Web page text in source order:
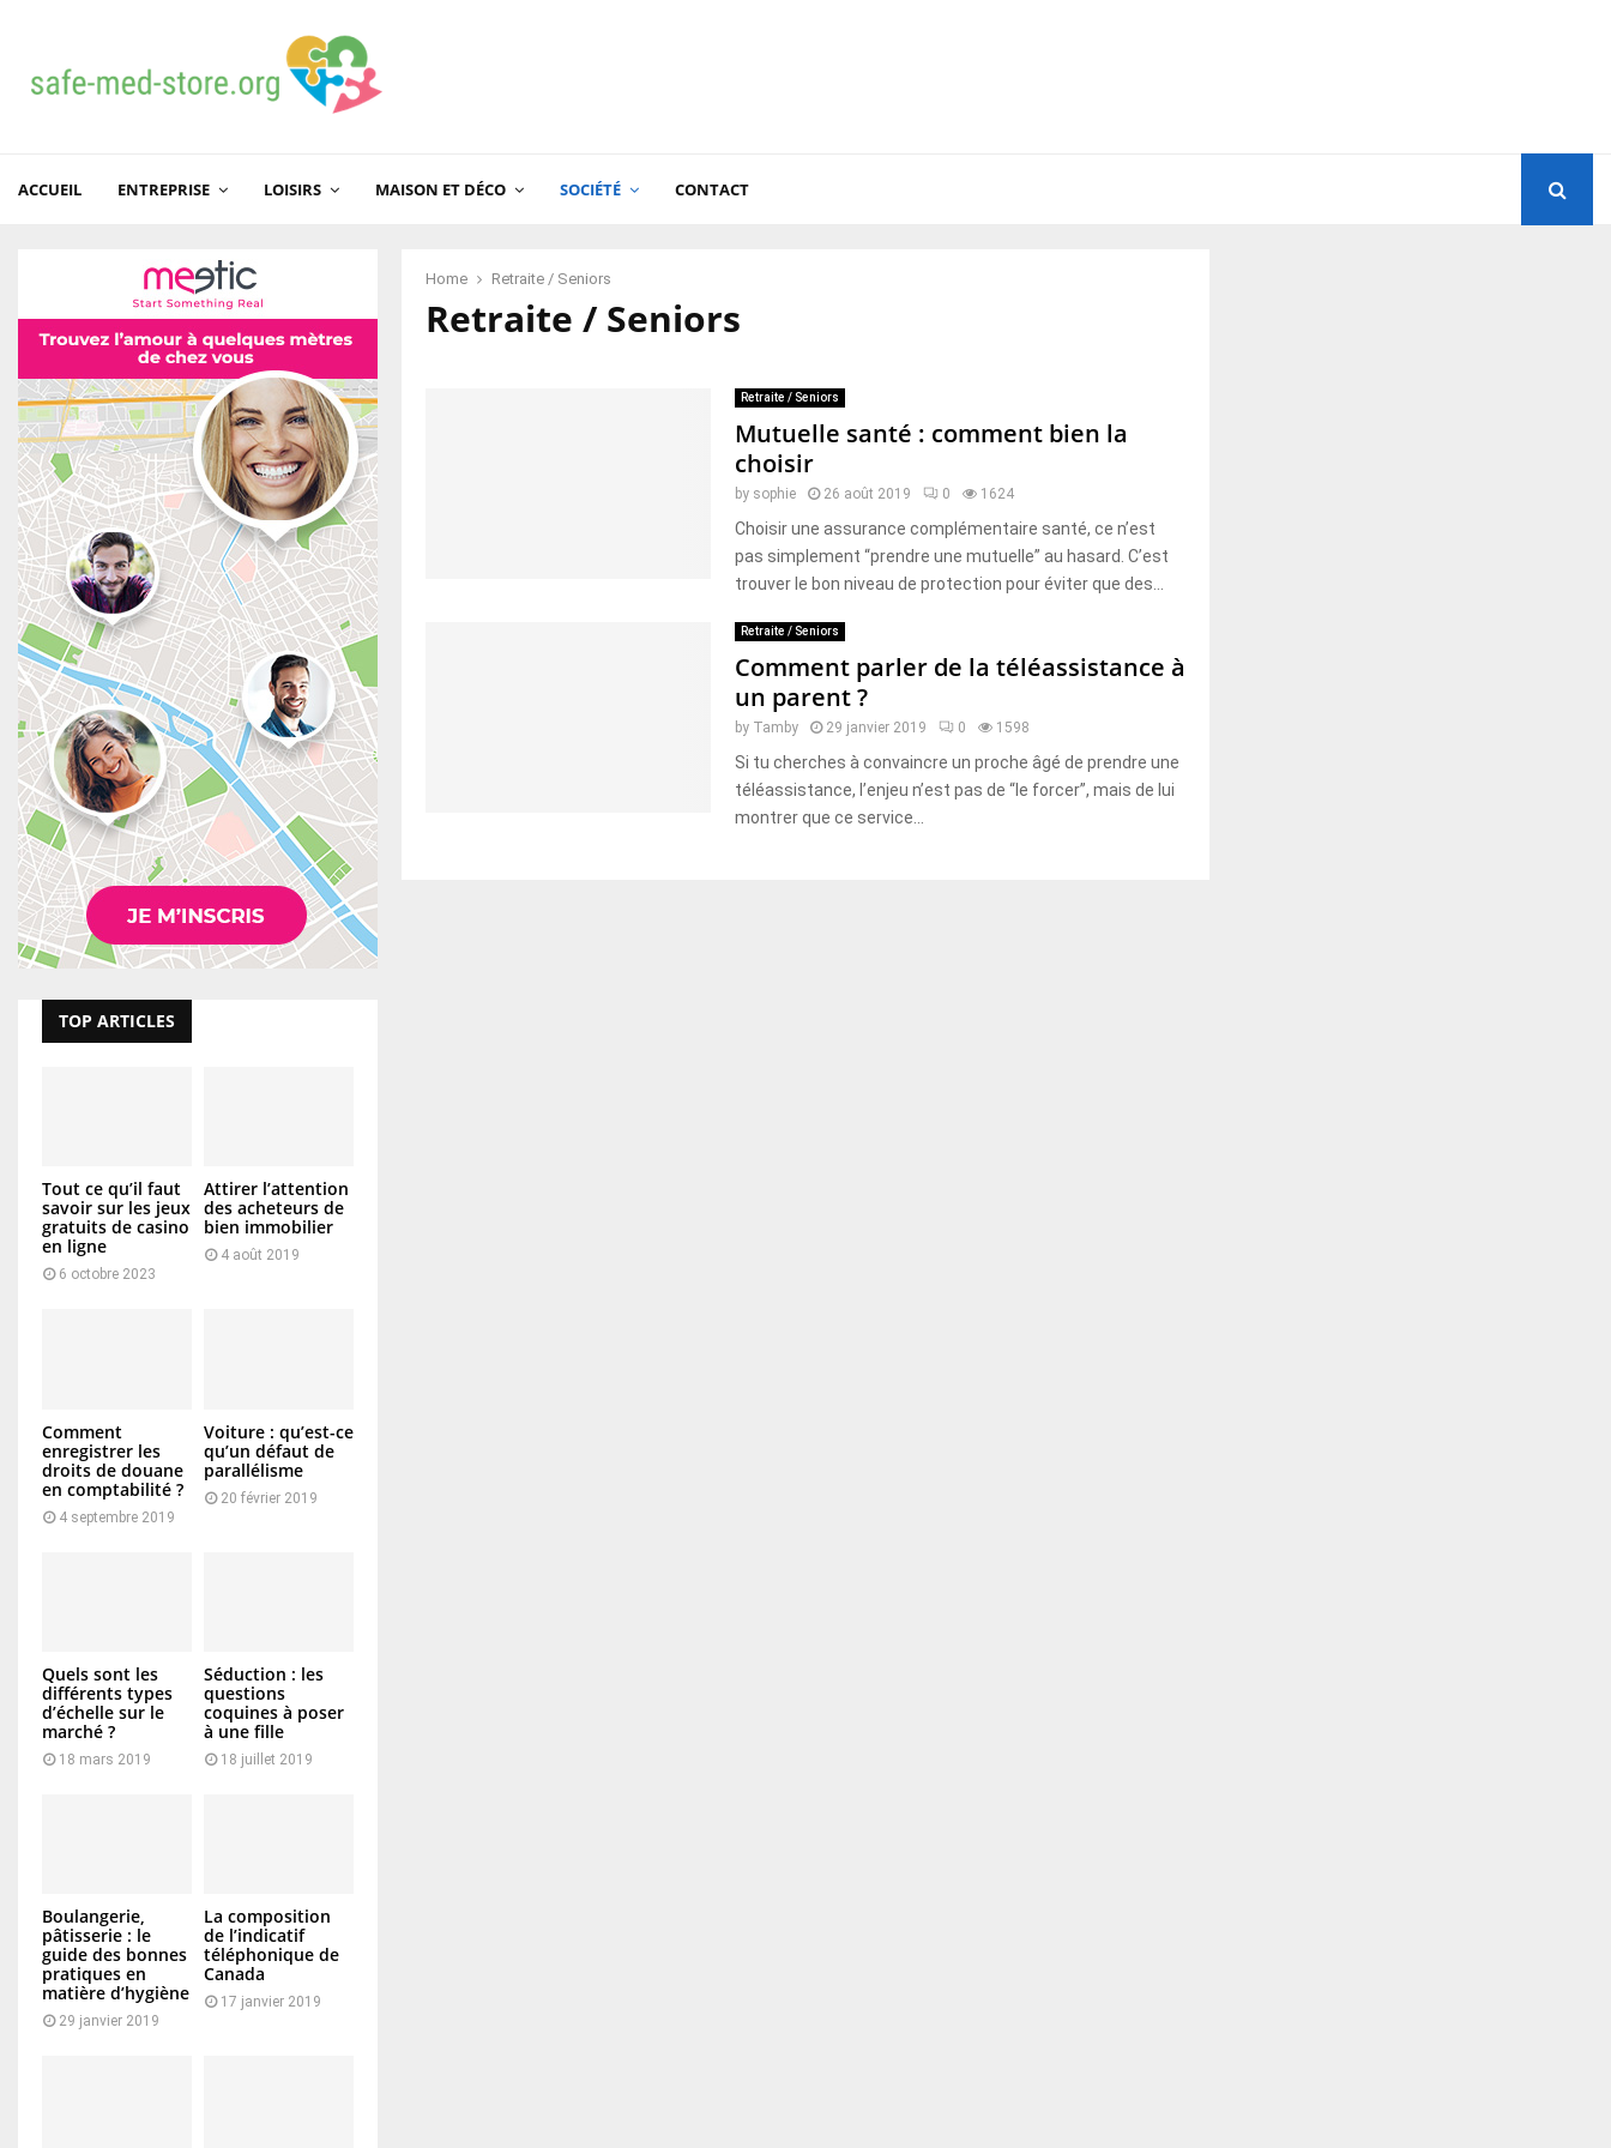
ACCUEIL ENTREPRISE LOISIRS MAISON ET DÉCO SOCIÉTÉ CONTACT
Home Retraite / Seniors
Retraite / Seniors
Retraite / Seniors
Mutuelle santé : comment bien la
choisir
by sophie 26 août 2019 0 1624
Choisir une assurance complémentaire santé, ce n’est
pas simplement “prendre une mutuelle” au hasard. C’est
trouver le bon niveau de protection pour éviter que des...
Retraite / Seniors
Comment parler de la téléassistance à
un parent ?
by Tamby 29 janvier 2019 0 1598
Si tu cherches à convaincre un proche âgé de prendre une
téléassistance, l’enjeu n’est pas de “le forcer”, mais de lui
montrer que ce service...
TOP ARTICLES
Tout ce qu’il faut
savoir sur les jeux
gratuits de casino
en ligne
6 octobre 2023
Attirer l’attention
des acheteurs de
bien immobilier
4 août 2019
Comment
enregistrer les
droits de douane
en comptabilité ?
4 septembre 2019
Voiture : qu’est-ce
qu’un défaut de
parallélisme
20 février 2019
Quels sont les
différents types
d’échelle sur le
marché ?
18 mars 2019
Séduction : les
questions
coquines à poser
à une fille
18 juillet 2019
Boulangerie,
pâtisserie : le
guide des bonnes
pratiques en
matière d’hygiène
29 janvier 2019
La composition
de l’indicatif
téléphonique de
Canada
17 janvier 2019